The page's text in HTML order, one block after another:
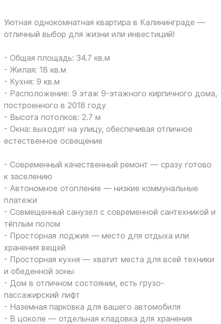
Уютная однокомнатная квартира в Калининграде —
отличный выбор для жизни или инвестиций!
- Общая площадь: 34.7 кв.м
- Жилая: 18 кв.м
- Кухня: 9 кв.м
- Расположение: 9 этаж 9-этажного кирпичного дома,
построенного в 2018 году
- Высота потолков: 2.7 м
- Окна: выходят на улицу, обеспечивая отличное
естественное освещение
- Современный качественный ремонт — сразу готово
к заселению
- Автономное отопление — низкие коммунальные
платежи
- Совмещенный санузел с современной сантехникой и
тёплым полом
- Просторная лоджия — место для отдыха или
хранения вещей
- Просторная кухня — хватит места для всей техники
и обеденной зоны
- Дом в отличном состоянии, есть грузо-
пассажирский лифт
- Наземная парковка для вашего автомобиля
- В цоколе — отдельная кладовка для хранения